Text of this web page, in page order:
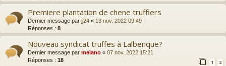
Premiere plantation de chene truffiers
Dernier message par jj24 « 13 nov. 2022 09:49
Réponses : 8
Nouveau syndicat truffes à Lalbenque?
Dernier message par melano « 07 nov. 2022 15:21
Réponses : 18 1 2